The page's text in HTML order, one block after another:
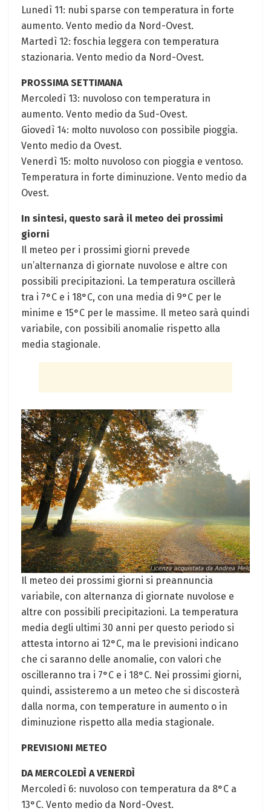
Lunedì 11: nubi⁤ sparse con temperatura in forte
aumento. Vento medio da Nord-Ovest.
Martedì 12: foschia leggera con temperatura
stazionaria. Vento medio ⁣da Nord-Ovest.
PROSSIMA SETTIMANA
Mercoledì 13: nuvoloso con temperatura in
aumento. Vento medio da​ Sud-Ovest.
Giovedì 14: molto​ nuvoloso​ con ⁤possibile‍ pioggia.
Vento​ medio‍ da Ovest.
Venerdì 15: ​molto nuvoloso con pioggia e ventoso.
Temperatura in forte diminuzione. Vento medio ⁤da
Ovest.
In sintesi, questo sarà⁢ il meteo dei prossimi
giorni
Il meteo per i prossimi⁤ giorni prevede
un’alternanza di giornate nuvolose e⁤ altre con
possibili precipitazioni. La temperatura⁣ oscillerà⁣
tra i 7°C e i 18°C, con una media di 9°C per le
minime e 15°C per le massime. Il meteo sarà‌ quindi‍
variabile, con possibili anomalie rispetto alla
media stagionale.
Il meteo dei prossimi giorni si ​preannuncia
variabile, ⁢con‍ alternanza di giornate⁣ nuvolose e
altre con possibili‍ precipitazioni. La temperatura
media ⁢degli ultimi 30 anni per questo periodo ‍si
attesta intorno ai 12°C, ma le previsioni indicano
che ci saranno delle ‍anomalie, con valori che
oscilleranno tra i 7°C e ‌i 18°C. Nei prossimi⁢ giorni,
quindi, assisteremo a un meteo che si discosterà
dalla norma, con temperature in aumento o in
‌diminuzione rispetto alla media stagionale.
PREVISIONI METEO
DA ​MERCOLEDÌ A VENERDÌ
Mercoledì 6: nuvoloso con temperatura da 8°C a
13°C. Vento medio ​da Nord-Ovest.